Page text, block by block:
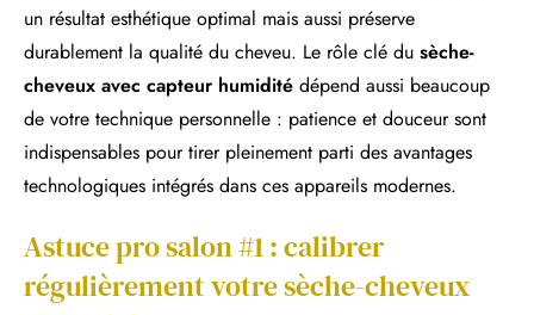
un résultat esthétique optimal mais aussi préserve
durablement la qualité du cheveu. Le rôle clé du sèche-
cheveux avec capteur humidité dépend aussi beaucoup
de votre technique personnelle : patience et douceur sont
indispensables pour tirer pleinement parti des avantages
technologiques intégrés dans ces appareils modernes.
Astuce pro salon #1 : calibrer
régulièrement votre sèche-cheveux